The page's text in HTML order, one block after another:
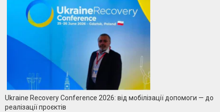
Ukraine Recovery Conference 2026: від мобілізації допомоги — до
реалізації проєктів